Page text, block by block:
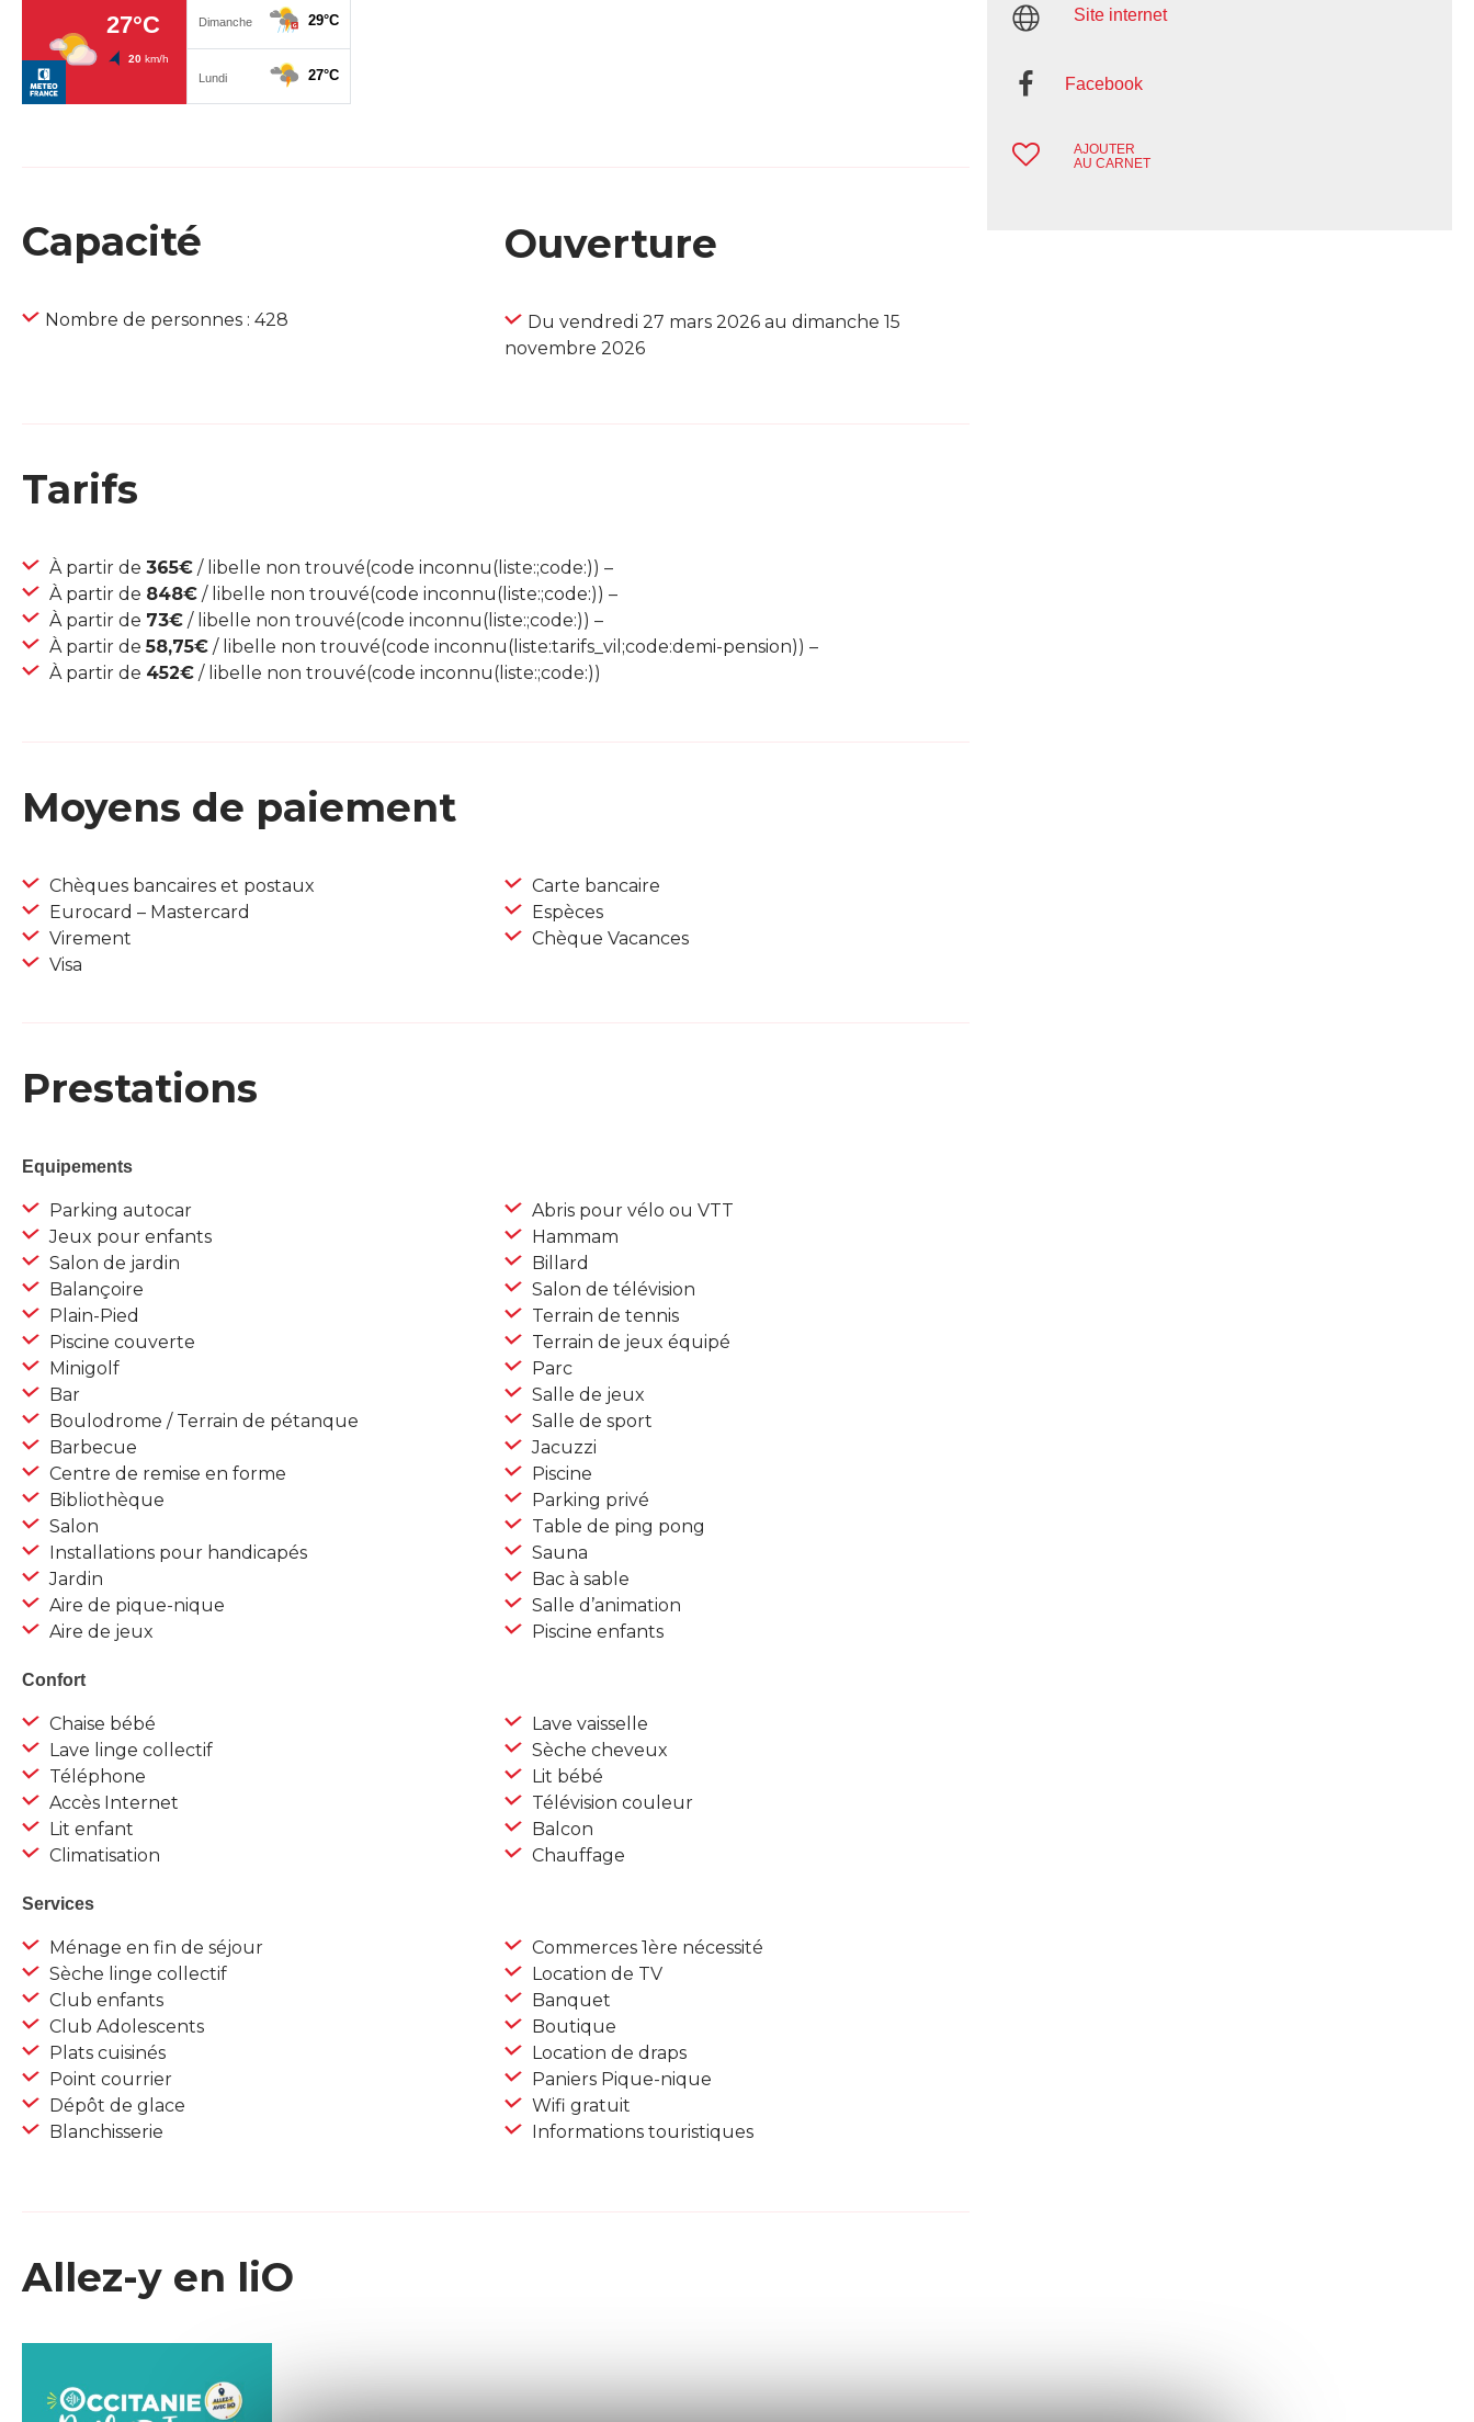
Capacité
Nombre de personnes : 428
Ouverture
Du vendredi 27 mars 2026 au dimanche 15
novembre 2026
Tarifs
À partir de 365€ / libelle non trouvé(code inconnu(liste:;code:)) –
À partir de 848€ / libelle non trouvé(code inconnu(liste:;code:)) –
À partir de 73€ / libelle non trouvé(code inconnu(liste:;code:)) –
À partir de58,75€ / libelle non trouvé(code inconnu(liste:tarifs_vil;code:demi-pension)) –
À partir de 452€ / libelle non trouvé(code inconnu(liste:;code:))
Moyens de paiement
Chèques bancaires et postaux
Eurocard – Mastercard
Virement
Visa
Carte bancaire
Espèces
Chèque Vacances
Prestations
Equipements
Parking autocar
Jeux pour enfants
Salon de jardin
Balançoire
Plain-Pied
Piscine couverte
Minigolf
Bar
Boulodrome / Terrain de pétanque
Barbecue
Centre de remise en forme
Bibliothèque
Salon
Installations pour handicapés
Jardin
Aire de pique-nique
Aire de jeux
Abris pour vélo ou VTT
Hammam
Billard
Salon de télévision
Terrain de tennis
Terrain de jeux équipé
Parc
Salle de jeux
Salle de sport
Jacuzzi
Piscine
Parking privé
Table de ping pong
Sauna
Bac à sable
Salle d’animation
Piscine enfants
Confort
Chaise bébé
Lave linge collectif
Téléphone
Accès Internet
Lit enfant
Climatisation
Lave vaisselle
Sèche cheveux
Lit bébé
Télévision couleur
Balcon
Chauffage
Services
Ménage en fin de séjour
Sèche linge collectif
Club enfants
Club Adolescents
Plats cuisinés
Point courrier
Dépôt de glace
Blanchisserie
Commerces 1ère nécessité
Location de TV
Banquet
Boutique
Location de draps
Paniers Pique-nique
Wifi gratuit
Informations touristiques
Allez-y en liO
Site internet
Facebook
AJOUTER
AU CARNET